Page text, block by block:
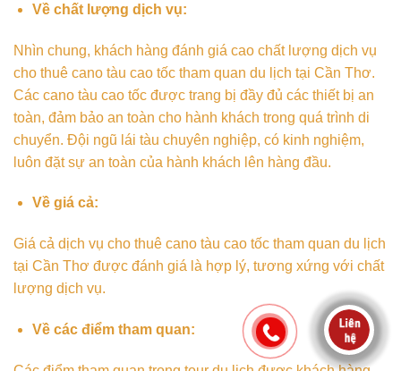
Về chất lượng dịch vụ:
Nhìn chung, khách hàng đánh giá cao chất lượng dịch vụ
cho thuê cano tàu cao tốc tham quan du lịch tại Cần Thơ.
Các cano tàu cao tốc được trang bị đầy đủ các thiết bị an
toàn, đảm bảo an toàn cho hành khách trong quá trình di
chuyển. Đội ngũ lái tàu chuyên nghiệp, có kinh nghiệm,
luôn đặt sự an toàn của hành khách lên hàng đầu.
Về giá cả:
Giá cả dịch vụ cho thuê cano tàu cao tốc tham quan du lịch
tại Cần Thơ được đánh giá là hợp lý, tương xứng với chất
lượng dịch vụ.
Về các điểm tham quan: